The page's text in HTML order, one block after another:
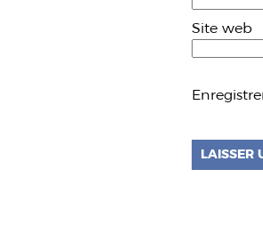
Site web